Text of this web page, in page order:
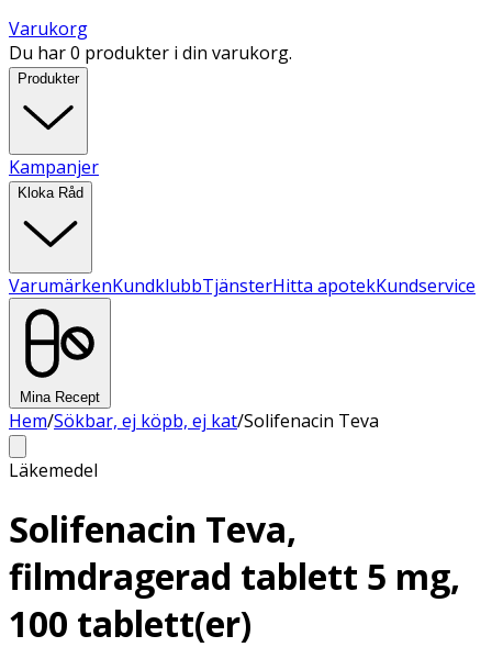
Varukorg
Du har 0 produkter i din varukorg.
Produkter
Kampanjer
Kloka Råd
VarumärkenKundklubbTjänsterHitta apotekKundservice
Mina Recept
Hem/Sökbar, ej köpb, ej kat/Solifenacin Teva
Läkemedel
Solifenacin Teva,
filmdragerad tablett 5 mg,
100 tablett(er)